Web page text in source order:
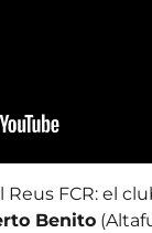
FCR: el
Benito